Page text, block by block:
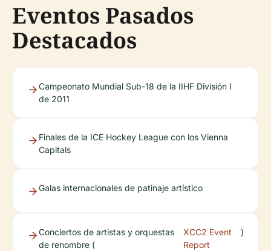
Eventos Pasados
Destacados
Campeonato Mundial Sub-18 de la IIHF División I
de 2011
Finales de la ICE Hockey League con los Vienna
Capitals
Galas internacionales de patinaje artístico
Conciertos de artistas y orquestas
de renombre (
XCC2 Event
Report
)